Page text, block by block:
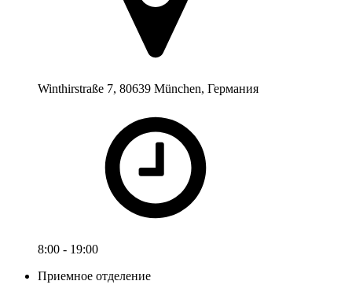
Winthirstraße 7, 80639 München, Германия
8:00 - 19:00
Приемное отделение